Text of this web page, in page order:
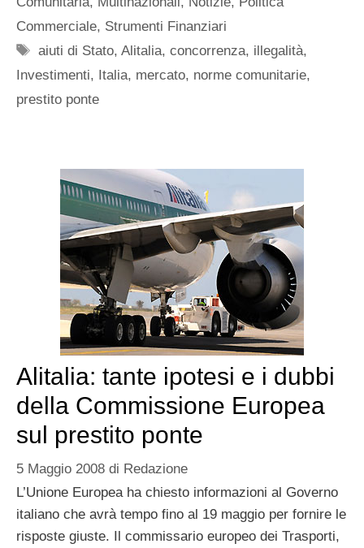
Commerciale, Strumenti Finanziari
Tag
aiuti di Stato,Alitalia,concorrenza, illegalità,
Investimenti, Italia, mercato, norme comunitarie,
prestito ponte
Alitalia: tante ipotesi e i dubbi
della Commissione Europea
sul prestito ponte
5 Maggio 2008 di Redazione
L’Unione Europea ha chiesto informazioni al Governo
italiano che avrà tempo fino al 19 maggio per fornire le
risposte giuste. Il commissario europeo dei Trasporti,